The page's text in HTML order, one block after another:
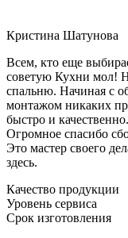
Кристина Шатунова
Всем, кто еще
советую Кухни мол!
спальню. Начиная с
монтажом никаких
быстро и
Огромное спасибо
Это мастер своего
здесь.
Качество продукции
Уровень сервиса
Срок изготовления